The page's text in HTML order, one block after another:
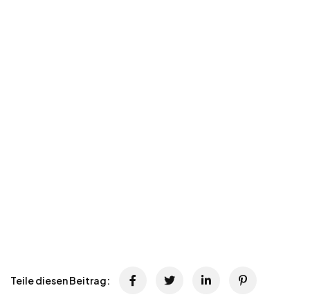
Teile diesen Beitrag: